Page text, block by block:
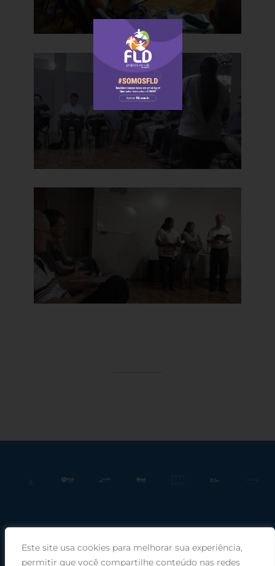
Este site usa cookies para melhorar sua experiência,
permitir que você compartilhe conteúdo nas redes
Praça Rui Barbosa, 220, sala 66, Porto Alegre, RS, 90030-100 |